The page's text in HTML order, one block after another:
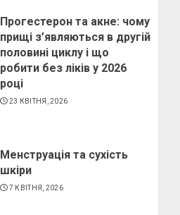
Прогестерон та акне: чому
прищі з’являються в другій
половині циклу і що
робити без ліків у 2026
році
23 КВІТНЯ, 2026
Менструація та сухість
шкіри
7 КВІТНЯ, 2026